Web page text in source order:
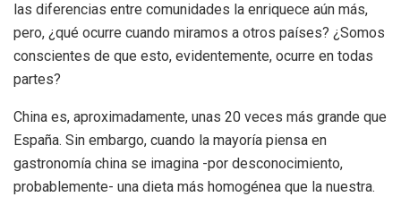
las diferencias entre comunidades la enriquece aún más,
pero, ¿qué ocurre cuando miramos a otros países? ¿Somos
conscientes de que esto, evidentemente, ocurre en todas
partes?
China es, aproximadamente, unas 20 veces más grande que
España. Sin embargo, cuando la mayoría piensa en
gastronomía china se imagina -por desconocimiento,
probablemente- una dieta más homogénea que la nuestra.